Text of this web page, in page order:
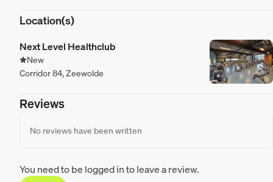
Location(s)
Next Level Healthclub
New
Corridor 84, Zeewolde
Reviews
No reviews have been written
You need to be logged in to leave a review.